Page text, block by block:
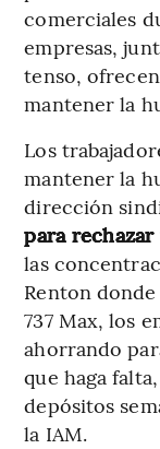
comerciales
empresas,
tenso,
mantener la
Los
mantener la
dirección
para
las
Renton
737 Max, los
ahorrando
que haga
depósitos
la IAM.